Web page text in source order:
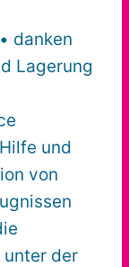
• danken
Lagerung
und
von
unter der